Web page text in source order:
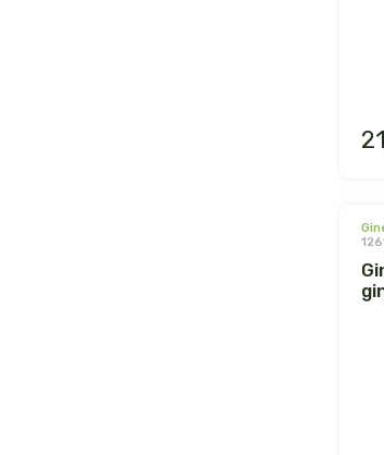
ginevitex 30 ml.